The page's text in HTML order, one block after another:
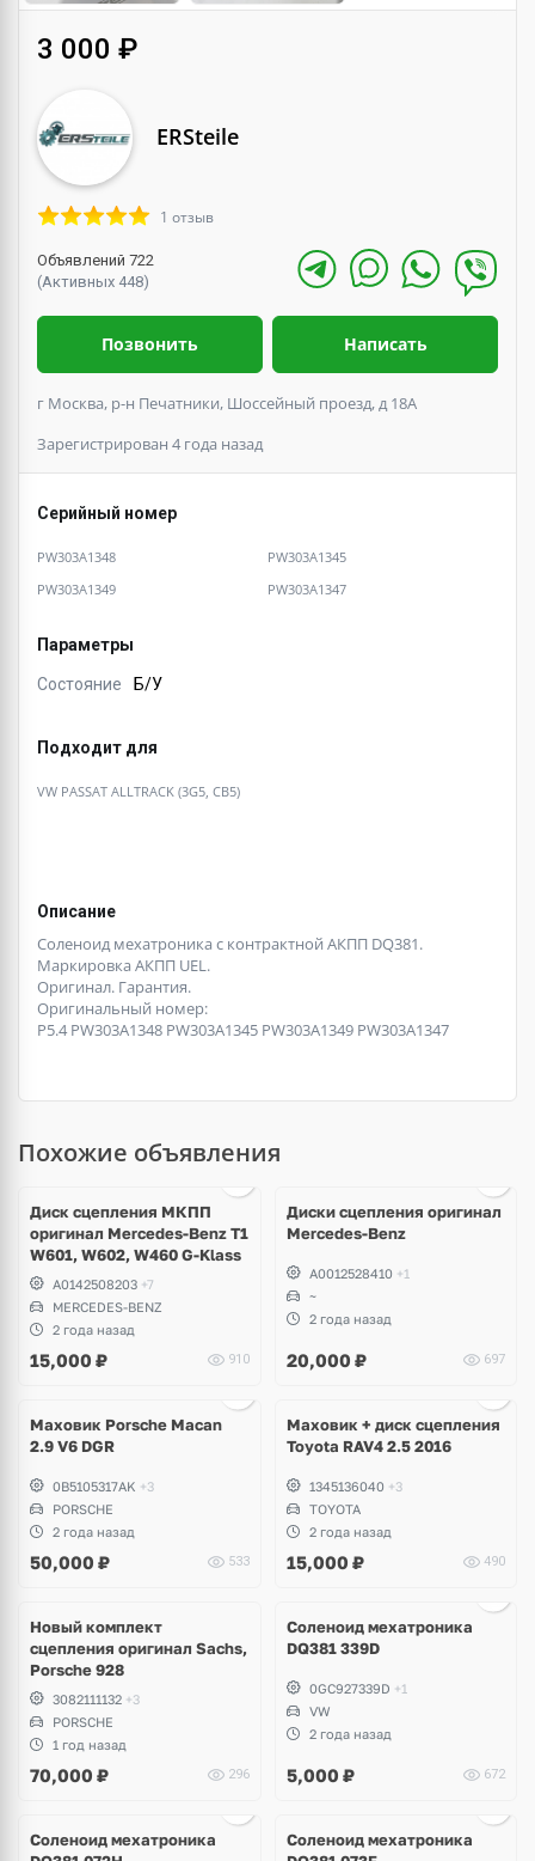
3 000 ₽
ERSteile
1 отзыв
Объявлений 722
(Активных 448)
Позвонить Написать
г Москва, р-н Печатники, Шоссейный проезд, д 18А
Зарегистрирован 4 года назад
Серийный номер
PW303A1348
PW303A1345
PW303A1349
PW303A1347
Параметры
Состояние Б/У
Подходит для
VW PASSAT ALLTRACK (3G5, CB5)
Описание
Соленоид мехатроника с контрактной АКПП DQ381.
Маркировка АКПП UEL.
Оригинал. Гарантия.
Оригинальный номер:
P5.4 PW303A1348 PW303A1345 PW303A1349 PW303A1347
Похожие объявления
Диск сцепления МКПП
оригинал Mercedes-Benz T1
W601, W602, W460 G-Klass
A0142508203 +7
MERCEDES-BENZ
2 года назад
15,000 ₽ 910
Диски сцепления оригинал
Mercedes-Benz
A0012528410 +1
~
2 года назад
20,000 ₽ 697
Маховик Porsche Macan
2.9 V6 DGR
0B5105317AK +3
PORSCHE
2 года назад
50,000 ₽ 533
Маховик + диск сцепления
Toyota RAV4 2.5 2016
1345136040 +3
TOYOTA
2 года назад
15,000 ₽ 490
Новый комплект
сцепления оригинал Sachs,
Porsche 928
3082111132 +3
PORSCHE
1 год назад
70,000 ₽ 296
Соленоид мехатроника
DQ381 339D
0GC927339D +1
VW
2 года назад
5,000 ₽ 672
Соленоид мехатроника
Соленоид мехатроника